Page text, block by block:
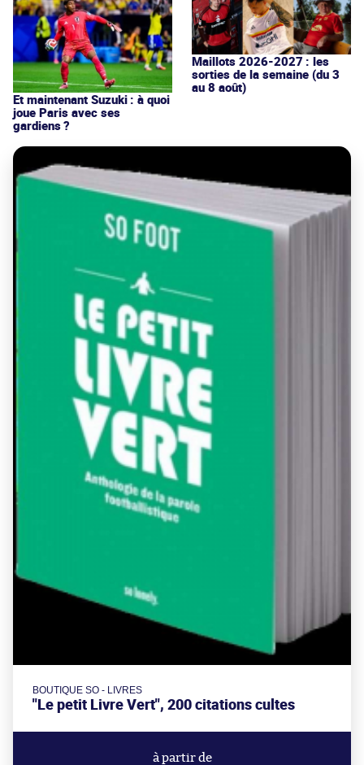
Et maintenant Suzuki : à quoi
joue Paris avec ses
gardiens ?
Maillots 2026-2027 : les
sorties de la semaine (du 3
au 8 août)
BOUTIQUE SO - LIVRES
"Le petit Livre Vert", 200 citations cultes
à partir de